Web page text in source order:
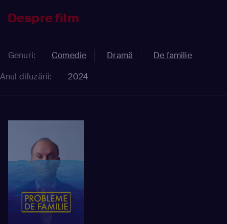
Despre film
Genuri: Comedie Dramă
De familie
Anul difuzării:
2024